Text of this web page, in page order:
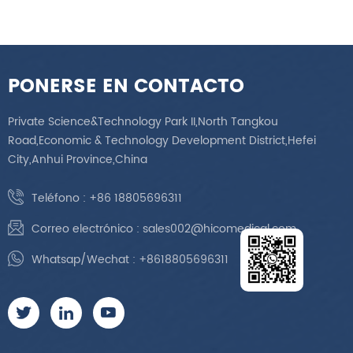
PONERSE EN CONTACTO
Private Science&Technology Park II,North Tangkou
Road,Economic & Technology Development District,Hefei
City,Anhui Province,China
Teléfono : +86 18805696311
Correo electrónico : sales002@hicomedical.com
Whatsap/Wechat : +8618805696311